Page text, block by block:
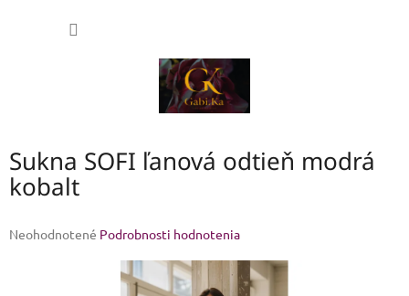
Sukna SOFI ľanová odtieň modrá
kobalt
Priemerné
Neohodnotené Podrobnosti hodnotenia